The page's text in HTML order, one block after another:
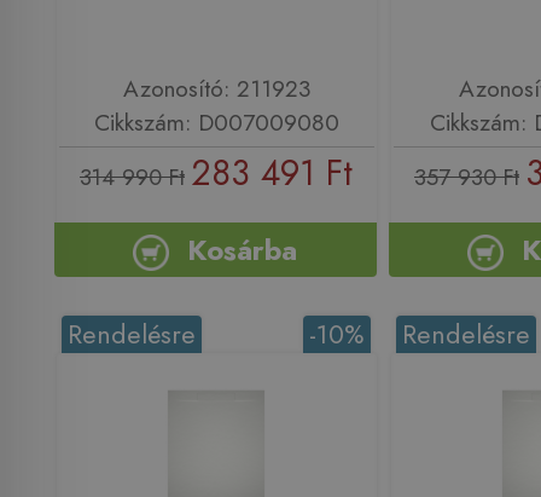
Azonosító: 211923
Cikkszám: D007009080
314 990 Ft 283 491 Ft
Kosárba
357 930 Ft
-10%
Rendelésre Rendelésre